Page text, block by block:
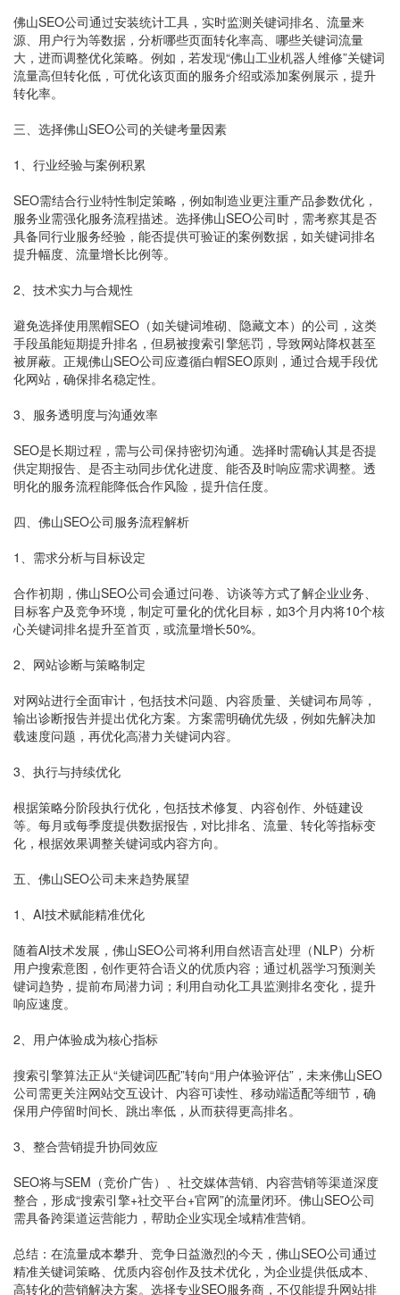
佛山SEO公司通过安装统计工具，实时监测关键词排名、流量来
源、用户行为等数据，分析哪些页面转化率高、哪些关键词流量
大，进而调整优化策略。例如，若发现“佛山工业机器人维修”关键词
流量高但转化低，可优化该页面的服务介绍或添加案例展示，提升
转化率。
三、选择佛山SEO公司的关键考量因素
1、行业经验与案例积累
SEO需结合行业特性制定策略，例如制造业更注重产品参数优化，
服务业需强化服务流程描述。选择佛山SEO公司时，需考察其是否
具备同行业服务经验，能否提供可验证的案例数据，如关键词排名
提升幅度、流量增长比例等。
2、技术实力与合规性
避免选择使用黑帽SEO（如关键词堆砌、隐藏文本）的公司，这类
手段虽能短期提升排名，但易被搜索引擎惩罚，导致网站降权甚至
被屏蔽。正规佛山SEO公司应遵循白帽SEO原则，通过合规手段优
化网站，确保排名稳定性。
3、服务透明度与沟通效率
SEO是长期过程，需与公司保持密切沟通。选择时需确认其是否提
供定期报告、是否主动同步优化进度、能否及时响应需求调整。透
明化的服务流程能降低合作风险，提升信任度。
四、佛山SEO公司服务流程解析
1、需求分析与目标设定
合作初期，佛山SEO公司会通过问卷、访谈等方式了解企业业务、
目标客户及竞争环境，制定可量化的优化目标，如3个月内将10个核
心关键词排名提升至首页，或流量增长50%。
2、网站诊断与策略制定
对网站进行全面审计，包括技术问题、内容质量、关键词布局等，
输出诊断报告并提出优化方案。方案需明确优先级，例如先解决加
载速度问题，再优化高潜力关键词内容。
3、执行与持续优化
根据策略分阶段执行优化，包括技术修复、内容创作、外链建设
等。每月或每季度提供数据报告，对比排名、流量、转化等指标变
化，根据效果调整关键词或内容方向。
五、佛山SEO公司未来趋势展望
1、AI技术赋能精准优化
随着AI技术发展，佛山SEO公司将利用自然语言处理（NLP）分析
用户搜索意图，创作更符合语义的优质内容；通过机器学习预测关
键词趋势，提前布局潜力词；利用自动化工具监测排名变化，提升
响应速度。
2、用户体验成为核心指标
搜索引擎算法正从“关键词匹配”转向“用户体验评估”，未来佛山SEO
公司需更关注网站交互设计、内容可读性、移动端适配等细节，确
保用户停留时间长、跳出率低，从而获得更高排名。
3、整合营销提升协同效应
SEO将与SEM（竞价广告）、社交媒体营销、内容营销等渠道深度
整合，形成“搜索引擎+社交平台+官网”的流量闭环。佛山SEO公司
需具备跨渠道运营能力，帮助企业实现全域精准营销。
总结：在流量成本攀升、竞争日益激烈的今天，佛山SEO公司通过
精准关键词策略、优质内容创作及技术优化，为企业提供低成本、
高转化的营销解决方案。选择专业SEO服务商，不仅能提升网站排